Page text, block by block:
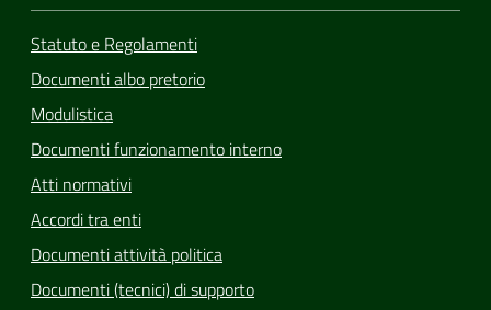
Statuto e Regolamenti
Documenti albo pretorio
Modulistica
Documenti funzionamento interno
Atti normativi
Accordi tra enti
Documenti attività politica
Documenti (tecnici) di supporto